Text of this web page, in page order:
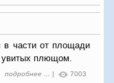
в части от площади
увитых плющом.
подробнее ... | 7003